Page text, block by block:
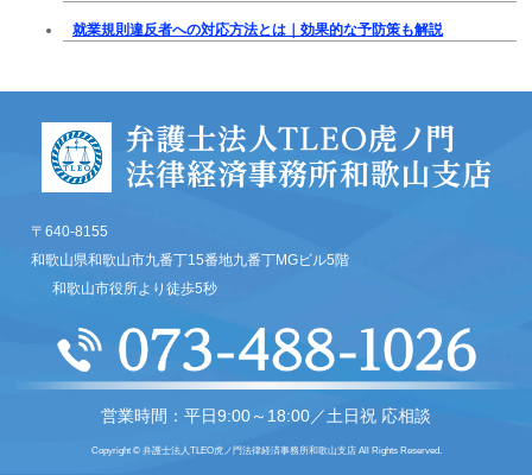
就業規則違反者への対応方法とは｜効果的な予防策も解説
〒640-8155
和歌山県和歌山市九番丁15番地九番丁MGビル5階
和歌山市役所より徒歩5秒
営業時間：平日9:00～18:00／土日祝 応相談
Copyright © 弁護士法人TLEO虎ノ門法律経済事務所和歌山支店 All Rights Reserved.